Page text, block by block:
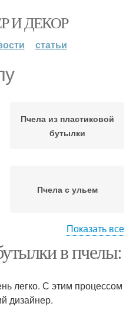
И ДЕКОР
статьи
Пчела из пластиковой
бутылки
Пчела с ульем
Пластиковая бутылка
Показать все
в пчелы:
легко. С этим процессом
дизайнер.